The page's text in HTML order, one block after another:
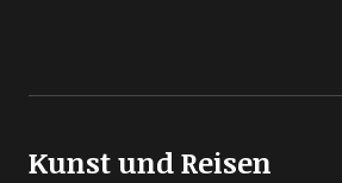
Kunst und Reisen